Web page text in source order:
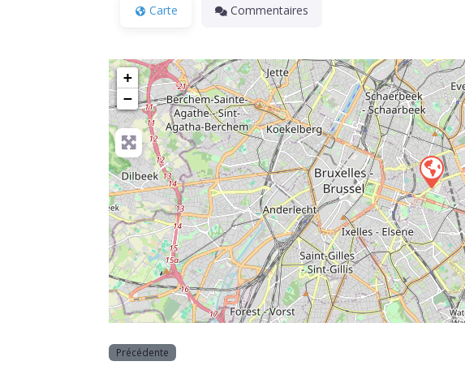
Carte Commentaires
+
−
Précédente